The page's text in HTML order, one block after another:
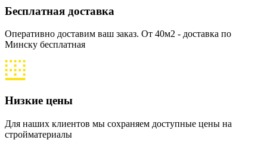
Бесплатная доставка
Оперативно доставим ваш заказ. От 40м2 - доставка по
Минску бесплатная
Низкие цены
Для наших клиентов мы сохраняем доступные цены на
стройматериалы